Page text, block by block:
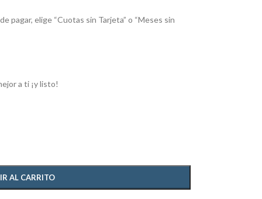
pagar, elige “Cuotas sin Tarjeta” o “Meses sin
a ti ¡y listo!
AL CARRITO